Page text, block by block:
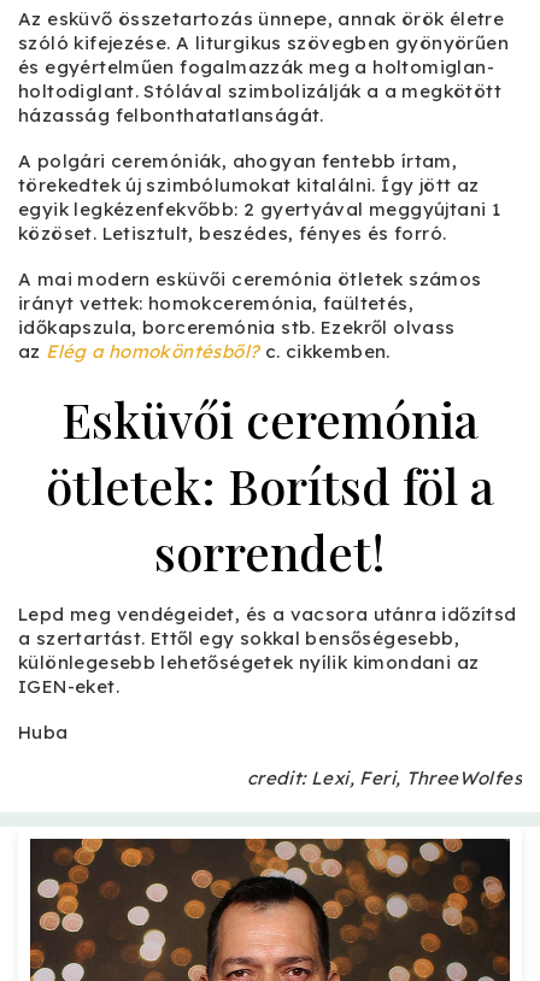
Az esküvő összetartozás ünnepe, annak örök életre
szóló kifejezése. A liturgikus szövegben gyönyörűen
és egyértelműen fogalmazzák meg a holtomiglan-
holtodiglant. Stólával szimbolizálják a a megkötött
házasság felbonthatatlanságát.
A polgári ceremóniák, ahogyan fentebb írtam,
törekedtek új szimbólumokat kitalálni. Így jött az
egyik legkézenfekvőbb: 2 gyertyával meggyújtani 1
közöset. Letisztult, beszédes, fényes és forró.
A mai modern esküvői ceremónia ötletek számos
irányt vettek: homokceremónia, faültetés,
időkapszula, borceremónia stb. Ezekről olvass
az Elég a homoköntésből?c. cikkemben.
Esküvői ceremónia
ötletek: Borítsd föl a
sorrendet!
Lepd meg vendégeidet, és a vacsora utánra időzítsd
a szertartást. Ettől egy sokkal bensőségesebb,
különlegesebb lehetőségetek nyílik kimondani az
IGEN-eket.
Huba
credit: Lexi, Feri, ThreeWolfes